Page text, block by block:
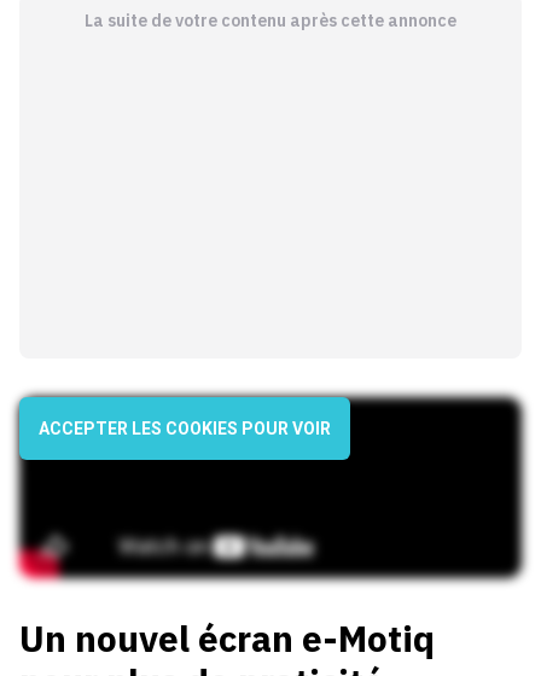
La suite de votre contenu après cette annonce
ACCEPTER LES COOKIES POUR VOIR
Un nouvel écran e-Motiq